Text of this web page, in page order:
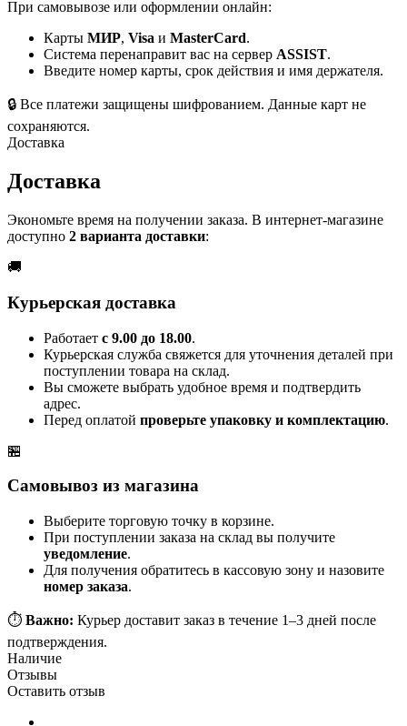
При самовывозе или оформлении онлайн:
Карты МИР, Visa и MasterCard.
Система перенаправит вас на сервер ASSIST.
Введите номер карты, срок действия и имя держателя.
🔒 Все платежи защищены шифрованием. Данные карт не
сохраняются.
Доставка
Доставка
Экономьте время на получении заказа. В интернет-магазине
доступно 2 варианта доставки:
🚚
Курьерская доставка
Работает с 9.00 до 18.00.
Курьерская служба свяжется для уточнения деталей при
поступлении товара на склад.
Вы сможете выбрать удобное время и подтвердить
адрес.
Перед оплатой проверьте упаковку и комплектацию.
🏪
Самовывоз из магазина
Выберите торговую точку в корзине.
При поступлении заказа на склад вы получите
уведомление.
Для получения обратитесь в кассовую зону и назовите
номер заказа.
⏱️ Важно: Курьер доставит заказ в течение 1–3 дней после
подтверждения.
Наличие
Отзывы
Оставить отзыв